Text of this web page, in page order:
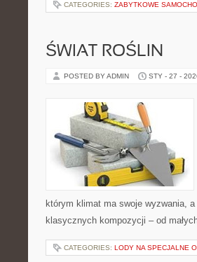
CATEGORIES: ZABYTKOWE
ŚWIAT ROŚLIN
POSTED BY ADMIN STY - 27 -
którym klimat ma swoje wyzwania,
klasycznych kompozycji – od
CATEGORIES: LODY NA SPECJALNE